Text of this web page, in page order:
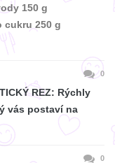
150 g
cukru 250 g
0
REZ: Rýchly
vás postaví na
0